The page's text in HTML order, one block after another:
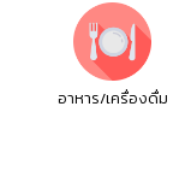
อาหาร/เครื่องดื่ม